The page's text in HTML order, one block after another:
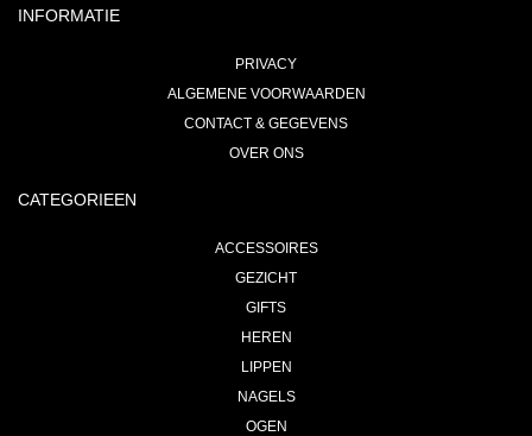
INFORMATIE
PRIVACY
ALGEMENE VOORWAARDEN
CONTACT & GEGEVENS
OVER ONS
CATEGORIEEN
ACCESSOIRES
GEZICHT
GIFTS
HEREN
LIPPEN
NAGELS
OGEN